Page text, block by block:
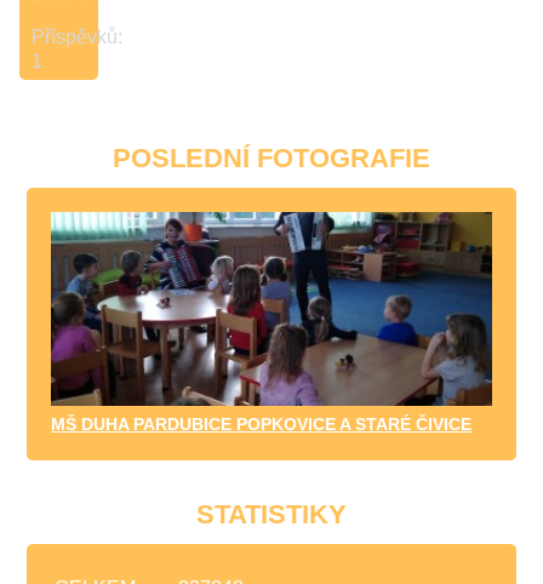
Příspěvků:
1
POSLEDNÍ FOTOGRAFIE
MŠ DUHA PARDUBICE POPKOVICE A STARÉ ČIVICE
STATISTIKY